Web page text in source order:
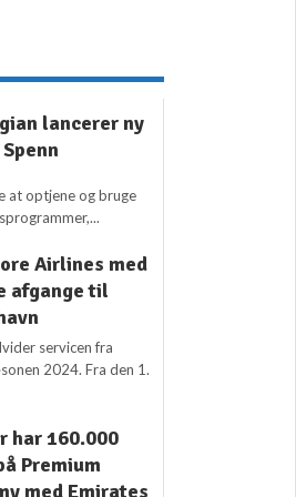
lancerer ny
at optjene og bruge
Airlines med
afgange til
servicen fra
2024. Fra den 1.
har 160.000
Premium
med Emirates